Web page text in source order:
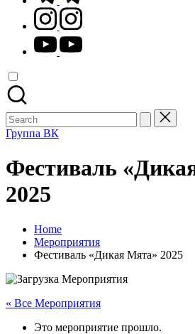
instagram.com
youtube.com
Search
for:
Группа ВК
Фестиваль
2025
Home
Мероприятия
Фестиваль «Дикая Мята» 2025
« Все Мероприятия
Это мероприятие прошло.